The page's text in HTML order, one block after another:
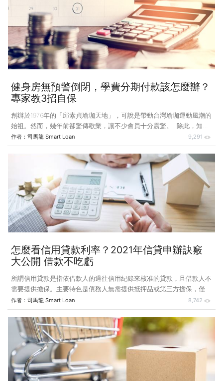
觀望不前， 一是不確定房價是否高點， 另一考量是一旦利率反轉向
上， 可能會因此負擔不起高額的貸款利息。然而購屋還是有一定的需
求， 不論自住或各種形態的投資， 房價高能殺價空間有限， 但貸款利
率雖低還是有向銀行爭取更好條件的訣竅。雖然我們的網站有提供多數
銀行
健身房無預警倒閉，學費分期付款該怎麼辦？
專家教3招自保
創辦於1976年的「邱素貞瑜珈天地」，可說是帶動台灣瑜珈運動風潮的
始祖。然而，幾年前卻驚傳歇業，讓不少會員十分震驚。 除此，知名
「學承電腦」惡性倒閉、甚至之前「亞力山大」、「華爾街美語」等...
無預警歇業，再為預付型消費的問題投下一枚震撼彈。許多莘莘學子再
進補習班之前， 因爲經濟問題無法一次付清巨額的學費， 通常補習班
就會提供「分期專案」， 但「分期專案」卻常常成為這些學生們揮之
不去的惡夢...提醒大家， 關於「分期付款」繳學費、會員費; 通常就是
「信用貸款」! 不想繳或退費手續未妥善辦理 ; 往往就會傷害到自身信
用紀錄。 什麼是分期付款?我
作者： 司馬龍 Smart Loan 9,291
怎麼看信用貸款利率？2021年信貸申辦訣竅
大公開 借款不吃虧
所謂信用貸款是指依借款人的過往信用紀錄來核准的貸款，且借款人不
需要提供擔保。主要特色是債務人無需提供抵押品或第三方擔保，僅憑
自己的信用就能取得貸款，並以「借款人信用程度」作為還款保證。信
用貸款是銀行長期以來的主要放款方式，因為無抵押風險較大，一般銀
行要對借款人的還款來源、職業屬性、名下債信狀況等情況進行詳細的
考察確定風險後， 再予以放款。「一般信貸」是銀行無擔保放款的大
宗， 產品也非常多元。 銀行也會視自身頭寸多寡的狀況，偶有提供非
常優惠低利的信貸利率專案（如下圖促銷廣告... 1.XX ％ ... ） 不過要注
意的是， 多數的信用貸款利率皆是前低後高，低利優惠可能只
作者： 司馬龍 Smart Loan 8,742